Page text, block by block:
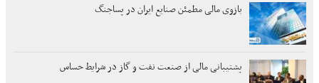
بازوی مالی مطمئن صنایع ایران در پساجنگ
پشتیبانی مالی از صنعت نفت و گاز در شرایط حساس